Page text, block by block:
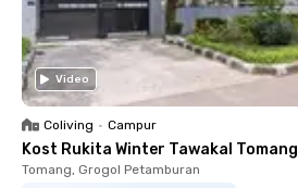
Video
Coliving • Campur
Kost Rukita Winter Tawakal Tomang
Tomang, Grogol Petamburan